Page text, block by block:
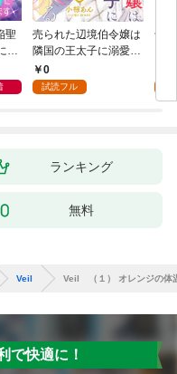
聖
す
売られた辺境伯令嬢は
隣国の王太子に溺愛さ
れる 1
0
試読フル
千
家
ランキング
無料
Veil Veil （１） オレンジの体
で快適に！